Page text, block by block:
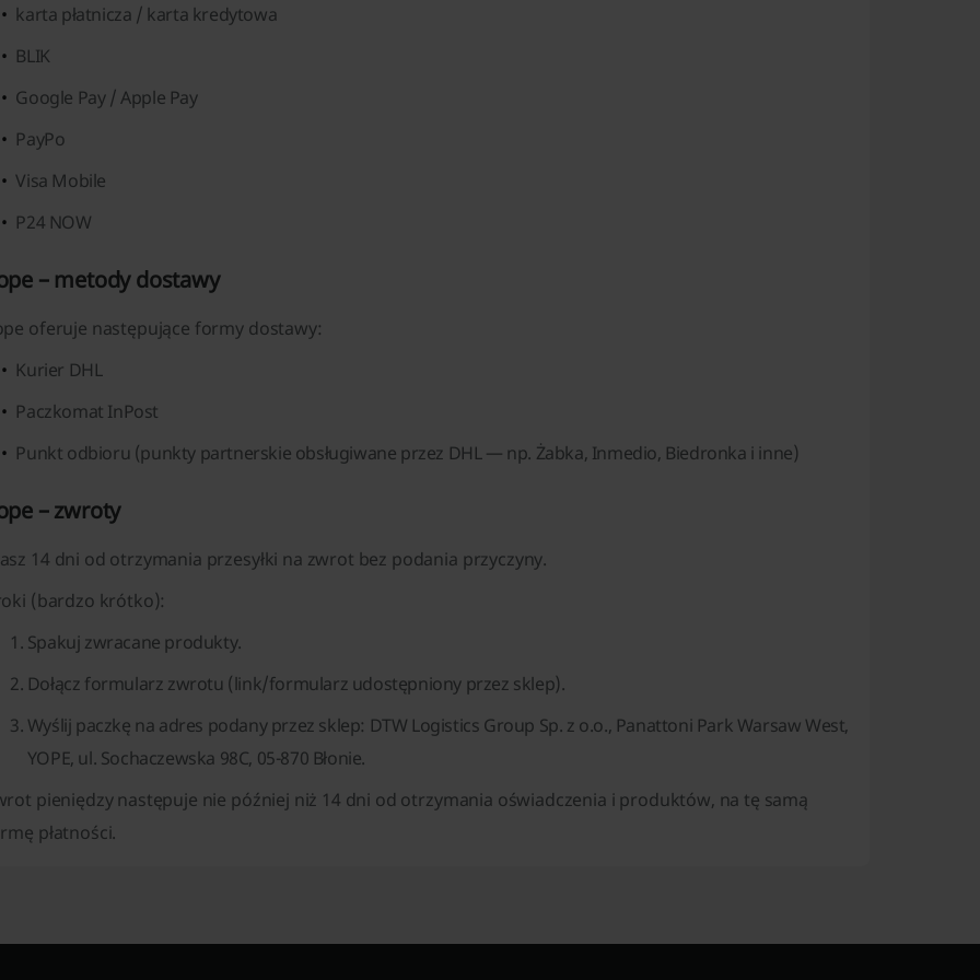
karta płatnicza / karta kredytowa
BLIK
Google Pay / Apple Pay
PayPo
Visa Mobile
P24 NOW
– metody dostawy
oferuje następujące formy dostawy:
Kurier DHL
Paczkomat InPost
Punkt odbioru (punkty partnerskie obsługiwane przez DHL — np. Żabka, Inmedio, Biedronka i inne)
– zwroty
14 dni od otrzymania przesyłki na zwrot bez podania przyczyny.
(bardzo krótko):
Spakuj zwracane produkty.
Dołącz formularz zwrotu (link/formularz udostępniony przez sklep).
Wyślij paczkę na adres podany przez sklep: DTW Logistics Group Sp. z o.o., Panattoni Park Warsaw West,
YOPE, ul. Sochaczewska 98C, 05-870 Błonie.
pieniędzy następuje nie później niż 14 dni od otrzymania oświadczenia i produktów, na tę samą
płatności.